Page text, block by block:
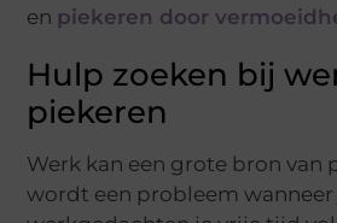
en piekeren door
Hulp zoeken bij
piekeren
Werk kan een grote bron van
wordt een probleem wanneer